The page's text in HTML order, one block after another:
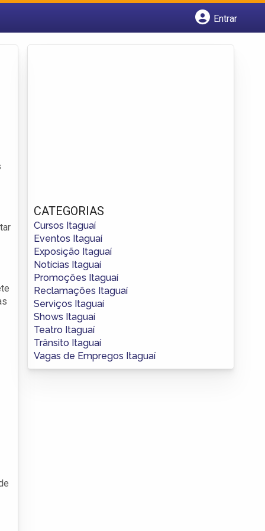
Entrar
CATEGORIAS
Cursos Itaguaí
Eventos Itaguaí
Exposição Itaguaí
Notícias Itaguaí
Promoções Itaguaí
Reclamações Itaguaí
Serviços Itaguaí
Shows Itaguaí
Teatro Itaguaí
Trânsito Itaguaí
Vagas de Empregos Itaguaí